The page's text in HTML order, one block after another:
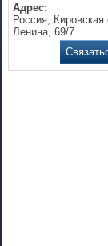
Адрес:
Россия,
Ленина, 69/7